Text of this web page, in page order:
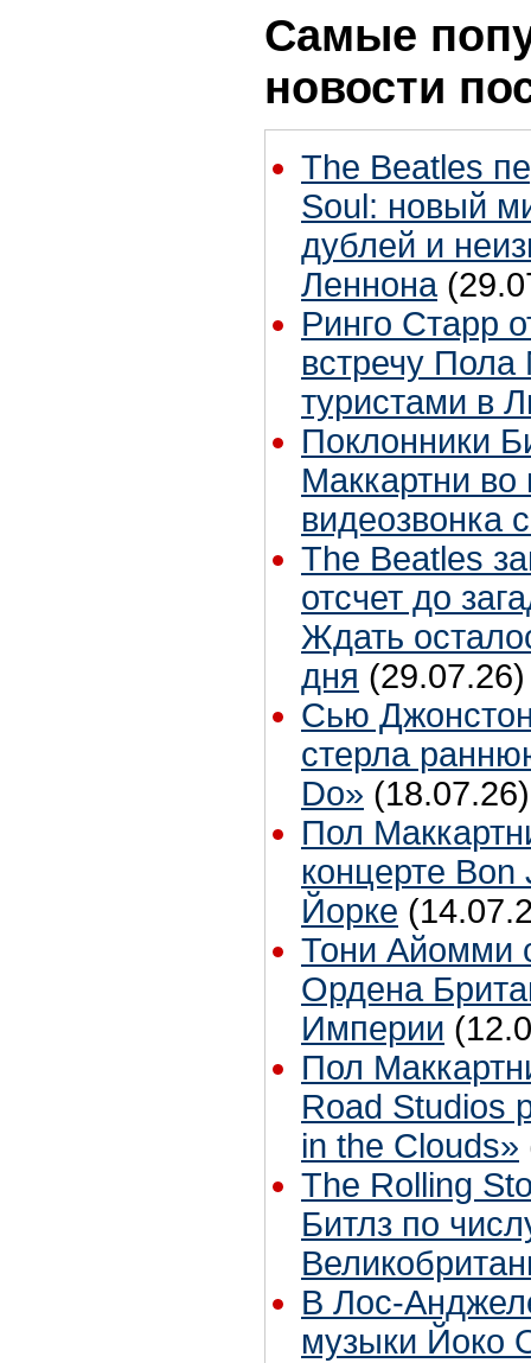
Самые
новости
The Beatles
Soul: новый
дублей и
Леннона
Ринго Старр
встречу Пола
туристами в
Поклонники
Маккартни во
видеозвонка
The Beatles
отсчет до
Ждать
дня (29.07.26)
Сью
стерла
Do» (18.07.26)
Пол
концерте
Йорке
Тони Айомми
Ордена
Империи
Пол
Road Studios
in the Clouds»
The Rolling
Битлз по
В Лос-
музыки Йоко